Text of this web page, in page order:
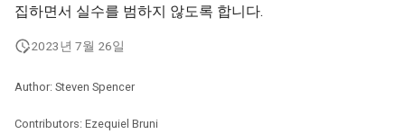
집하면서 실수를 범하지 않도록 합니다.
2023년 7월 26일
Author: Steven Spencer
Contributors: Ezequiel Bruni